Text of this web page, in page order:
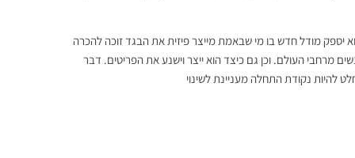
יספק מודל חדש בו מי שבאמת מייצר פיזית את הבגד זוכה להכרה
מרחבי העולם. וכן גם כיצד הוא ייצר וישנע את הפריטים. דבר
להיות נקודת התחלה מעניינת לשינוי